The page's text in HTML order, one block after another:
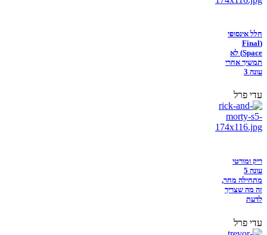
חלל אינסופי
(Final
Space) לא
תמשיך אחרי
עונה 3
עדי פרל
ריק ומורטי
עונה 5
מתחילה מחר,
זה מה שצריך
לדעת
עדי פרל